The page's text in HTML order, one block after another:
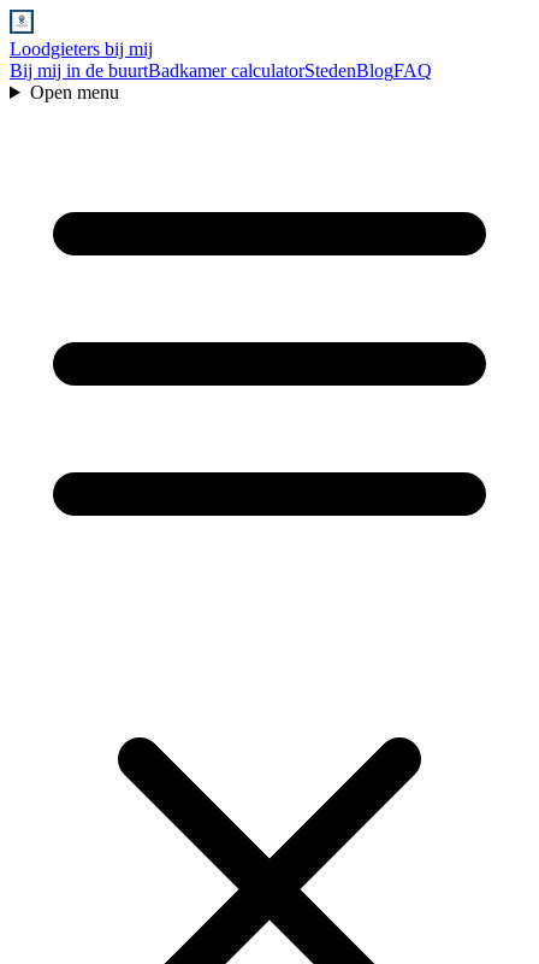
Loodgieters bij mij
Bij mij in de buurtBadkamer calculatorStedenBlogFAQ
Open menu